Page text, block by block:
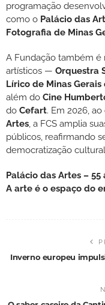
programação
como o Palácio das
Fotografia de Minas
A Fundação também é
artísticos — Orquestra
Lírico de Minas
além do Cine
do Cefart. Em 2026,
Artes, a FCS amplia
públicos, reafirmando
democratização
Palácio das Artes – 55
A arte é o espaço do
Inverno europeu